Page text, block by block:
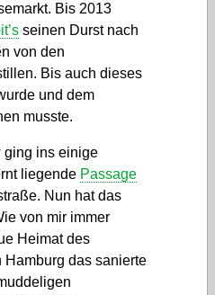
Bis 2013
seinen Durst nach
von den
Bis auch dieses
und dem
musste.
ging ins einige
liegende Passage
Nun hat das
von mir immer
Heimat des
das sanierte